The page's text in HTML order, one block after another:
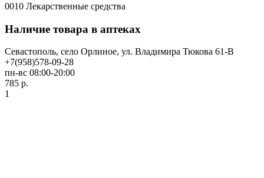
0010 Лекарственные средства
Наличие товара в аптеках
Севастополь, село Орлиное, ул. Владимира Тюкова 61-В
+7(958)578-09-28
пн-вс 08:00-20:00
785 р.
1